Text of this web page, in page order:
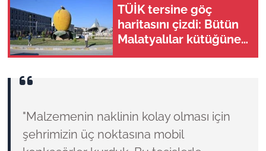
TÜİK tersine göç
haritasını çizdi: Bütün
Malatyalılar kütüğüne
"Malzemenin naklinin kolay olması için
şehrimizin üç noktasına mobil